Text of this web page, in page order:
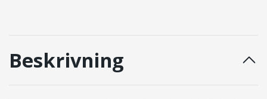
Beskrivning